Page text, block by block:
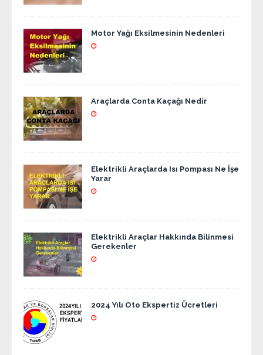
Motor Yağı Eksilmesinin Nedenleri
Araçlarda Conta Kaçağı Nedir
Elektrikli Araçlarda Isı Pompası Ne İşe
Yarar
Elektrikli Araçlar Hakkında Bilinmesi
Gerekenler
2024 Yılı Oto Ekspertiz Ücretleri